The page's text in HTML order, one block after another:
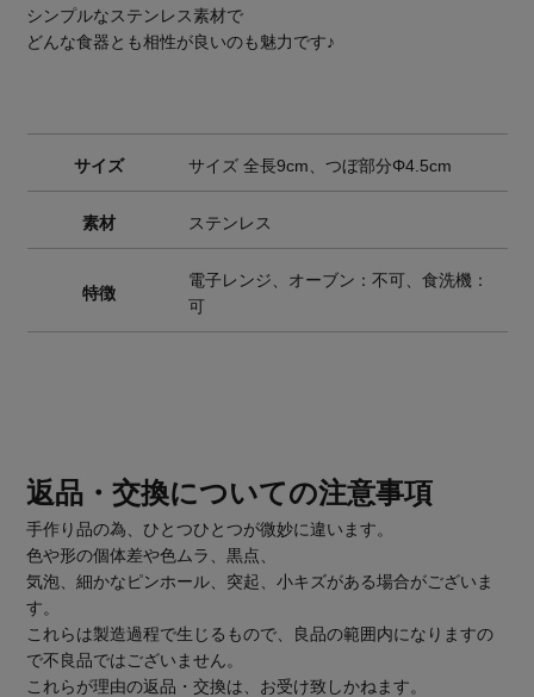
シンプルなステンレス素材で
どんな食器とも相性が良いのも魅力です♪
サイズ サイズ 全長9cm、つぼ部分Φ4.5cm
素材 ステンレス
特徴
電子レンジ、オーブン：不可、食洗機：
可
返品・交換についての注意事項
手作り品の為、ひとつひとつが微妙に違います。
色や形の個体差や色ムラ、黒点、
気泡、細かなピンホール、突起、小キズがある場合がございま
す。
これらは製造過程で生じるもので、良品の範囲内になりますの
で不良品ではございません。
これらが理由の返品・交換は、お受け致しかねます。